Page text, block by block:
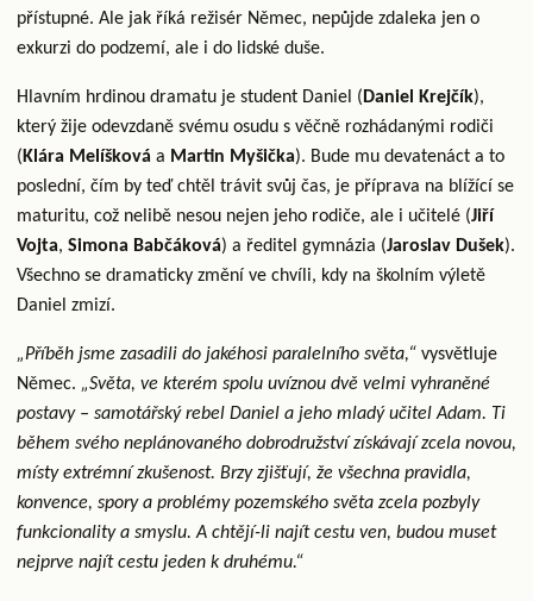
přístupné. Ale jak říká režisér Němec, nepůjde zdaleka jen o
exkurzi do podzemí, ale i do lidské duše.
Hlavním hrdinou dramatu je student Daniel ( Daniel Krejčík),
který žije odevzdaně svému osudu s věčně rozhádanými rodiči
(Klára Melíšková a Martin Myšička). Bude mu devatenáct a to
poslední, čím by teď chtěl trávit svůj čas, je příprava na blížící se
maturitu, což nelibě nesou nejen jeho rodiče, ale i učitelé (Jiří
Vojta, Simona Babčáková) a ředitel gymnázia (Jaroslav Dušek).
Všechno se dramaticky změní ve chvíli, kdy na školním výletě
Daniel zmizí.
„Příběh jsme zasadili do jakéhosi paralelního světa,“ vysvětluje
Němec. „Světa, ve kterém spolu uvíznou dvě velmi vyhraněné
postavy – samotářský rebel Daniel a jeho mladý učitel Adam. Ti
během svého neplánovaného dobrodružství získávají zcela novou,
místy extrémní zkušenost. Brzy zjišťují, že všechna pravidla,
konvence, spory a problémy pozemského světa zcela pozbyly
funkcionality a smyslu. A chtějí-li najít cestu ven, budou muset
nejprve najít cestu jeden k druhému.“